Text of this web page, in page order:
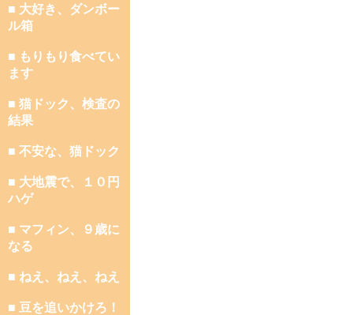
■ 大好き、ダンボー
ル箱
■ もりもり食べてい
ます
■ 猫ドック、検査の
結果
■ 不安な、猫ドック
■ 大地震で、１０円
ハゲ
■ マフィン、９歳に
なる
■ ねえ、ねえ、ねえ
■ 豆を追いかけろ！